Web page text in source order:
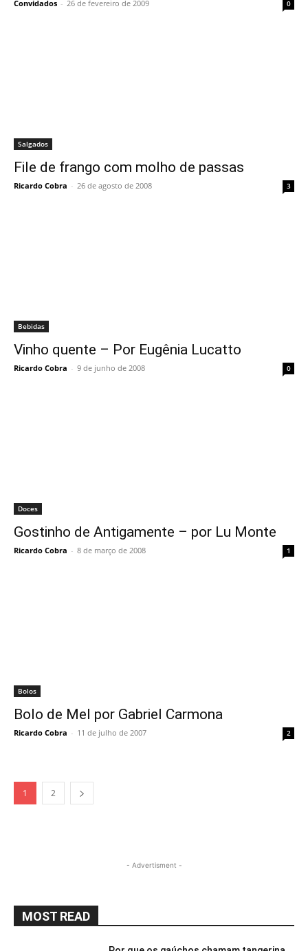
Convidados - 26 de fevereiro de 2009 0
Salgados
File de frango com molho de passas
Ricardo Cobra - 26 de agosto de 2008 3
Bebidas
Vinho quente – Por Eugênia Lucatto
Ricardo Cobra - 9 de junho de 2008 0
Doces
Gostinho de Antigamente – por Lu Monte
Ricardo Cobra - 8 de março de 2008 1
Bolos
Bolo de Mel por Gabriel Carmona
Ricardo Cobra - 11 de julho de 2007 2
1 2
- Advertisment -
MOST READ